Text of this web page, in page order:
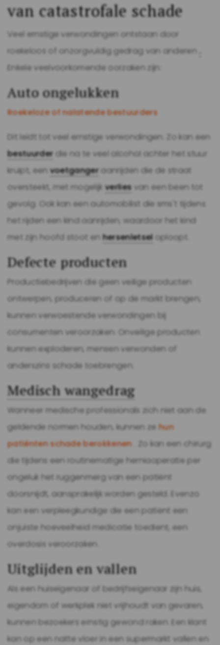
van catastrofale schade
Veel ernstige verwondingen ontstaan ​​door
roekeloos of onzorgvuldig gedrag van anderen
Enkele veelvoorkomende oorzaken zijn:
Auto ongelukken
Roekeloze of nalatende bestuurders
Dit leidt tot veel ernstige verwondingen. Zo kan een
bestuurder die na te veel alcohol achter het stuur
kruipt, een voetganger aanrijden die de straat
oversteekt, met mogelijkverlies van een been tot
gevolg. Ook kan een automobilist die sms't tijdens
het rijden een kind aanrijden, waardoor het kind
met zijn hoofd stoot enhersenletsel oploopt.
Defecte producten
Productiebedrijven die geen veilige producten
ontwerpen, produceren of op de markt brengen,
kunnen verwoestende verwondingen bij
consumenten veroorzaken. Onveilige producten
kunnen exploderen, mensen verwonden of
anderszins schade toebrengen.
Medisch wangedrag
Wanneer medische professionals zich niet aan de
geldende normen houden, kunnen ze hun
patiënten schade berokkenen. Zo kan een chirurg
die tijdens een routinematige herniaoperatie per
ongeluk het ruggenmerg van een patiënt
doorsnijdt, aansprakelijk worden gesteld. Evenzo
kan een verpleegkundige die een patiënt een
onjuiste hoeveelheid medicatie toedient, een
overdosis veroorzaken.
Uitglijden en vallen
Als een huiseigenaar of bedrijfseigenaar zijn huis,
eigendom of werkplek niet vrijhoudt van gevaren,
kunnen bezoekers ernstig gewond raken. Een klant
kan op een natte vloer in een supermarkt vallen en